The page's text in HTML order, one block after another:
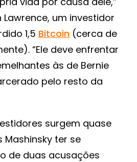
um investidor
1,5 Bitcoin (cerca de
“Ele deve enfrentar
às de Bernie
pelo resto da
surgem quase
ter se
de duas acusações